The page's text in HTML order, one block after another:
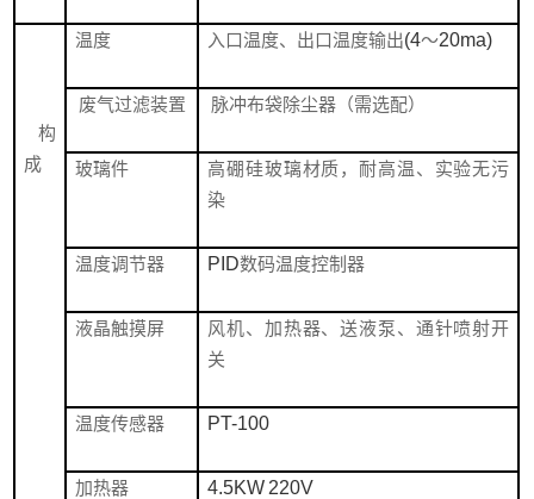
构
成
温度 入口温度、出口温度输出(4～20ma)
废气过滤装置 脉冲布袋除尘器（需选配）
玻璃件
高硼硅玻璃材质，耐高温、实验无污
染
温度调节器 PID数码温度控制器
液晶触摸屏
风机、加热器、送液泵、通针喷射开
关
温度传感器 PT-100
加热器 4.5KW 220V